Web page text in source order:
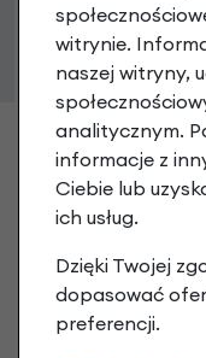
Koszyk
witrynie.
naszej witryny,
analitycznym.
informacje z
Ciebie lub
ich usług.
Dzięki Twojej
dopasować
preferencji.